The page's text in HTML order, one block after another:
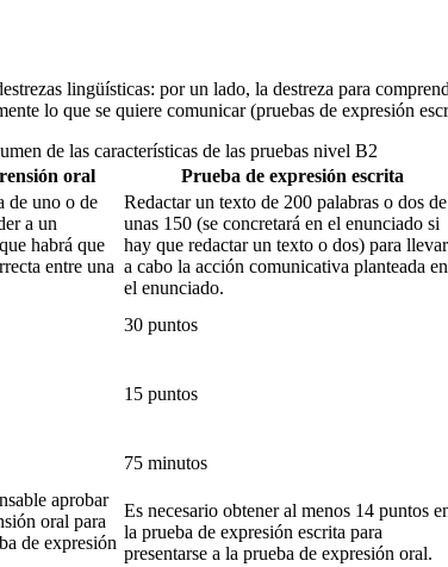
lingüísticas: por un lado, la destreza para
lo que se quiere comunicar (pruebas de expresión
de las características de las pruebas nivel B2
oral Prueba de expresión escrita
de uno o de
a un
habrá que
entre una
Redactar un texto de 200 palabras o dos de
unas 150 (se concretará en el enunciado si
hay que redactar un texto o dos) para llevar
a cabo la acción comunicativa planteada en
el enunciado.
30 puntos
15 puntos
75 minutos
aprobar
oral para
de expresión
Es necesario obtener al menos 14 puntos
la prueba de expresión escrita para
presentarse a la prueba de expresión oral.